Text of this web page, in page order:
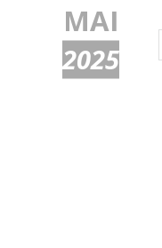
MAI
2025